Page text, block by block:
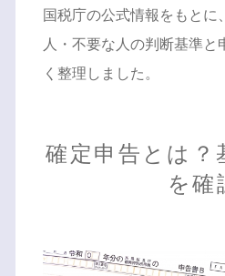
国税庁の公式情報をもとに
人・不要な人の判断基準と
く整理しました。
確定申告とは？
を確